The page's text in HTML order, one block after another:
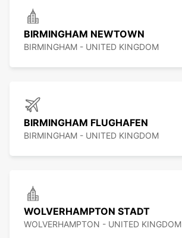
BIRMINGHAM NEWTOWN
BIRMINGHAM - UNITED KINGDOM
BIRMINGHAM FLUGHAFEN
BIRMINGHAM - UNITED KINGDOM
WOLVERHAMPTON STADT
WOLVERHAMPTON - UNITED KINGDOM